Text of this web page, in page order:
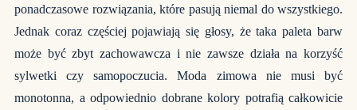
ponadczasowe rozwiązania, które pasują niemal do wszystkiego.
Jednak coraz częściej pojawiają się głosy, że taka paleta barw
może być zbyt zachowawcza i nie zawsze działa na korzyść
sylwetki czy samopoczucia. Moda zimowa nie musi być
monotonna, a odpowiednio dobrane kolory potrafią całkowicie